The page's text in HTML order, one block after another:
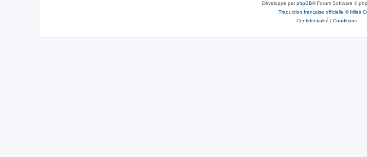
Développé parphpBB® Forum Software ©
Traduction française officielle ©Miles
Confidentialité | Conditions